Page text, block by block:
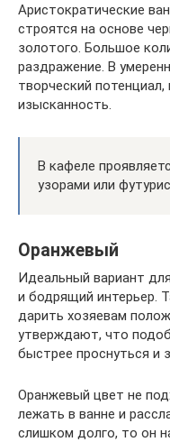
Аристократические
строятся на основе
золотого. Большое
раздражение. В
творческий
изысканность.
В кафеле
узорами или
Оранжевый
Идеальный вариант
и бодрящий интерьер.
дарить хозяевам
утверждают, что
быстрее проснуться и
Оранжевый цвет не
лежать в ванне и
слишком долго, то он